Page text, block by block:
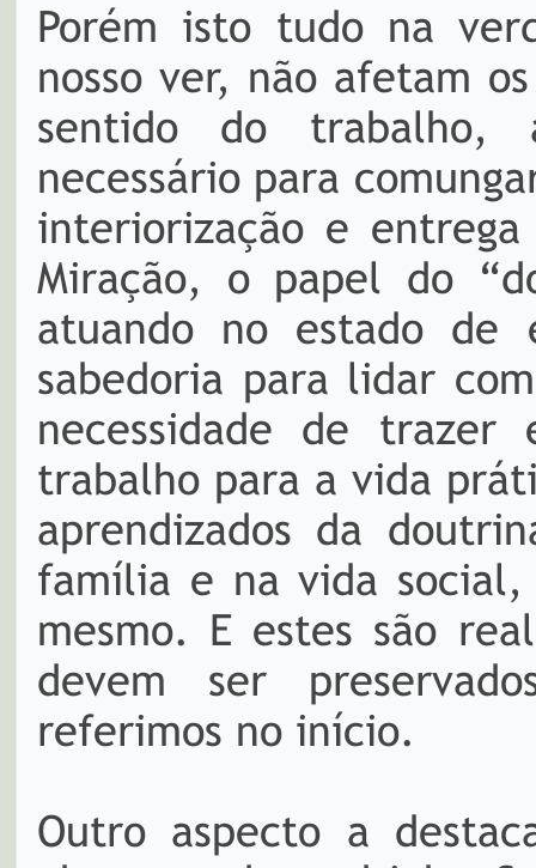
Porém isto tudo na
nosso ver, não afetam
sentido do
necessário para
interiorização e
Miração, o papel do
atuando no estado de
sabedoria para lidar
necessidade de trazer
trabalho para a vida
aprendizados da
família e na vida
mesmo. E estes são
devem ser
referimos no início.
Outro aspecto a